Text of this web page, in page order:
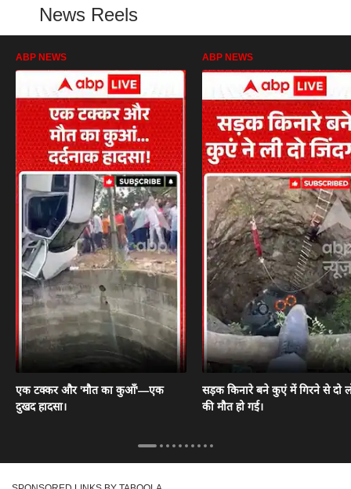
News Reels
ABP NEWS
एक टक्कर और 'मौत का कुआँ'—एक
दुखद हादसा।
ABP NEWS
सड़क किनारे बने कुएं में गिरने से दो
की मौत हो गई।